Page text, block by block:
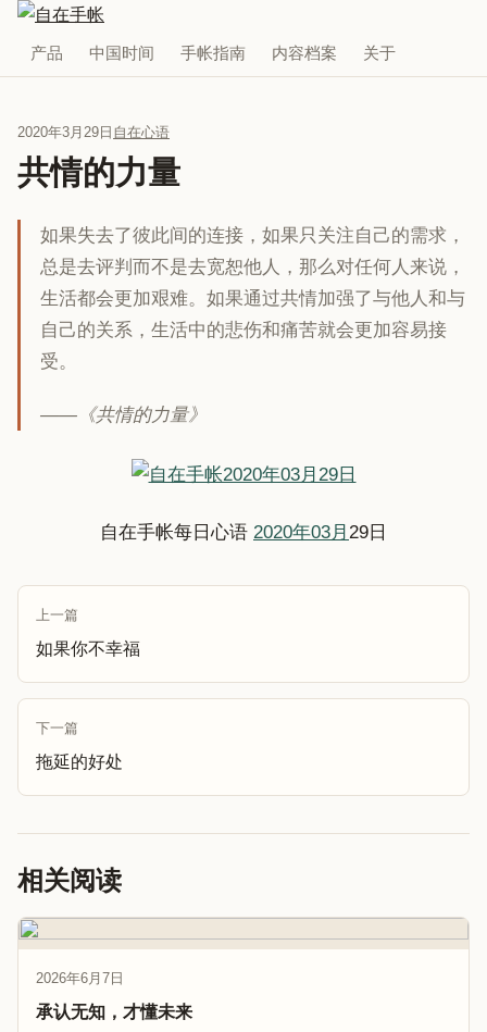
产品 中国时间 手帐指南 内容档案 关于
2020年3月29日 自在心语
共情的力量
如果失去了彼此间的连接，如果只关注自己的需求，
总是去评判而不是去宽恕他人，那么对任何人来说，
生活都会更加艰难。如果通过共情加强了与他人和与
自己的关系，生活中的悲伤和痛苦就会更加容易接
受。
——《共情的力量》
自在手帐每日心语 2020年03月 29日
上一篇
如果你不幸福
下一篇
拖延的好处
相关阅读
2026年6月7日
承认无知，才懂未来